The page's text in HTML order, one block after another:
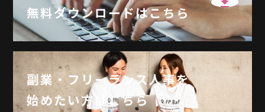
無料ダウンロードはこちら
副業・フリーランス人事を
始めたい方はこちら